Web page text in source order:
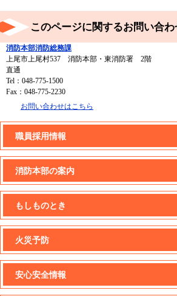
このページに関するお問い合わ
消防本部消防総務課
上尾市上尾村537 消防本部・東消防署 2階
直通
Tel：048-775-1500
Fax：048-775-2230
お問い合わせはこちら
職員採用情報
消防本部の案内
もしものとき
火災予防
安心安全情報